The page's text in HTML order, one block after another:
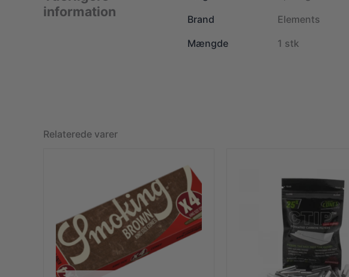
information
Brand
Elements
Mængde
1 stk
Relaterede varer